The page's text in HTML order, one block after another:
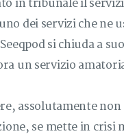
in tribunale il
dei servizi che ne
si chiuda a
un servizio
assolutamente non
se mette in crisi